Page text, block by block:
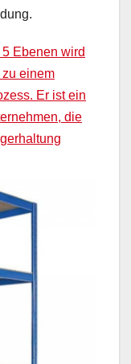
Ebenen wird
einem
Er ist ein
die